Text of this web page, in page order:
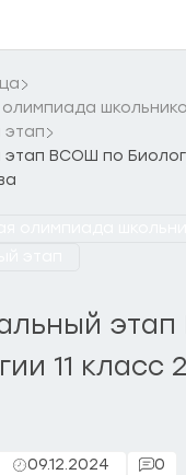
этап
ВСОШ по
11 класс
09.12.2024 0